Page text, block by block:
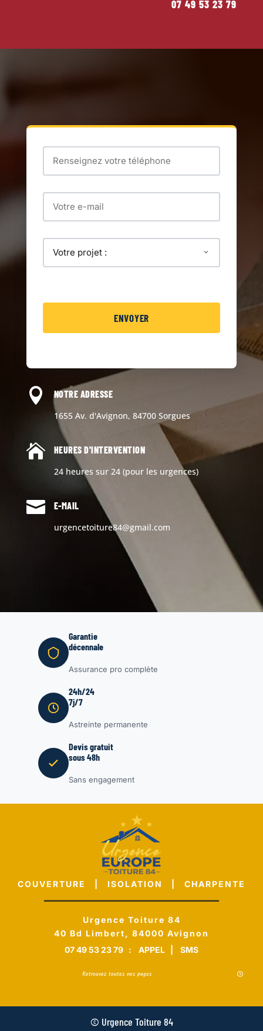
07 49 53 23 79

NOTRE ADRESSE
1655 Av. d'Avignon, 84700 Sorgues

HEURES D'INTERVENTION
24 heures sur 24 (pour les urgences)

E-MAIL
urgencetoiture84@gmail.com
Garantie
décennale
Assurance pro complète
24h/24
7j/7
Astreinte permanente
Devis gratuit
sous 48h
Sans engagement
COUVERTURE | ISOLATION | CHARPENTE
Urgence Toiture 84
40 Bd Limbert, 84000 Avignon
07 49 53 23 79 : APPEL SMS
Retrouvez toutes nos pages
© Urgence Toiture 84